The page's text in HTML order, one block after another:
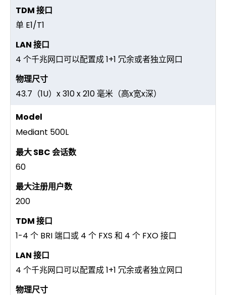
单 E1/T1
4 个千兆网口可以配置成 1+1 冗余或者独立网口
43.7（1U）x 310 x 210 毫米（高x宽x深）
Mediant 500L
60
200
1-4 个 BRI 端口或 4 个 FXS 和 4 个 FXO 接口
4 个千兆网口可以配置成 1+1 冗余或者独立网口